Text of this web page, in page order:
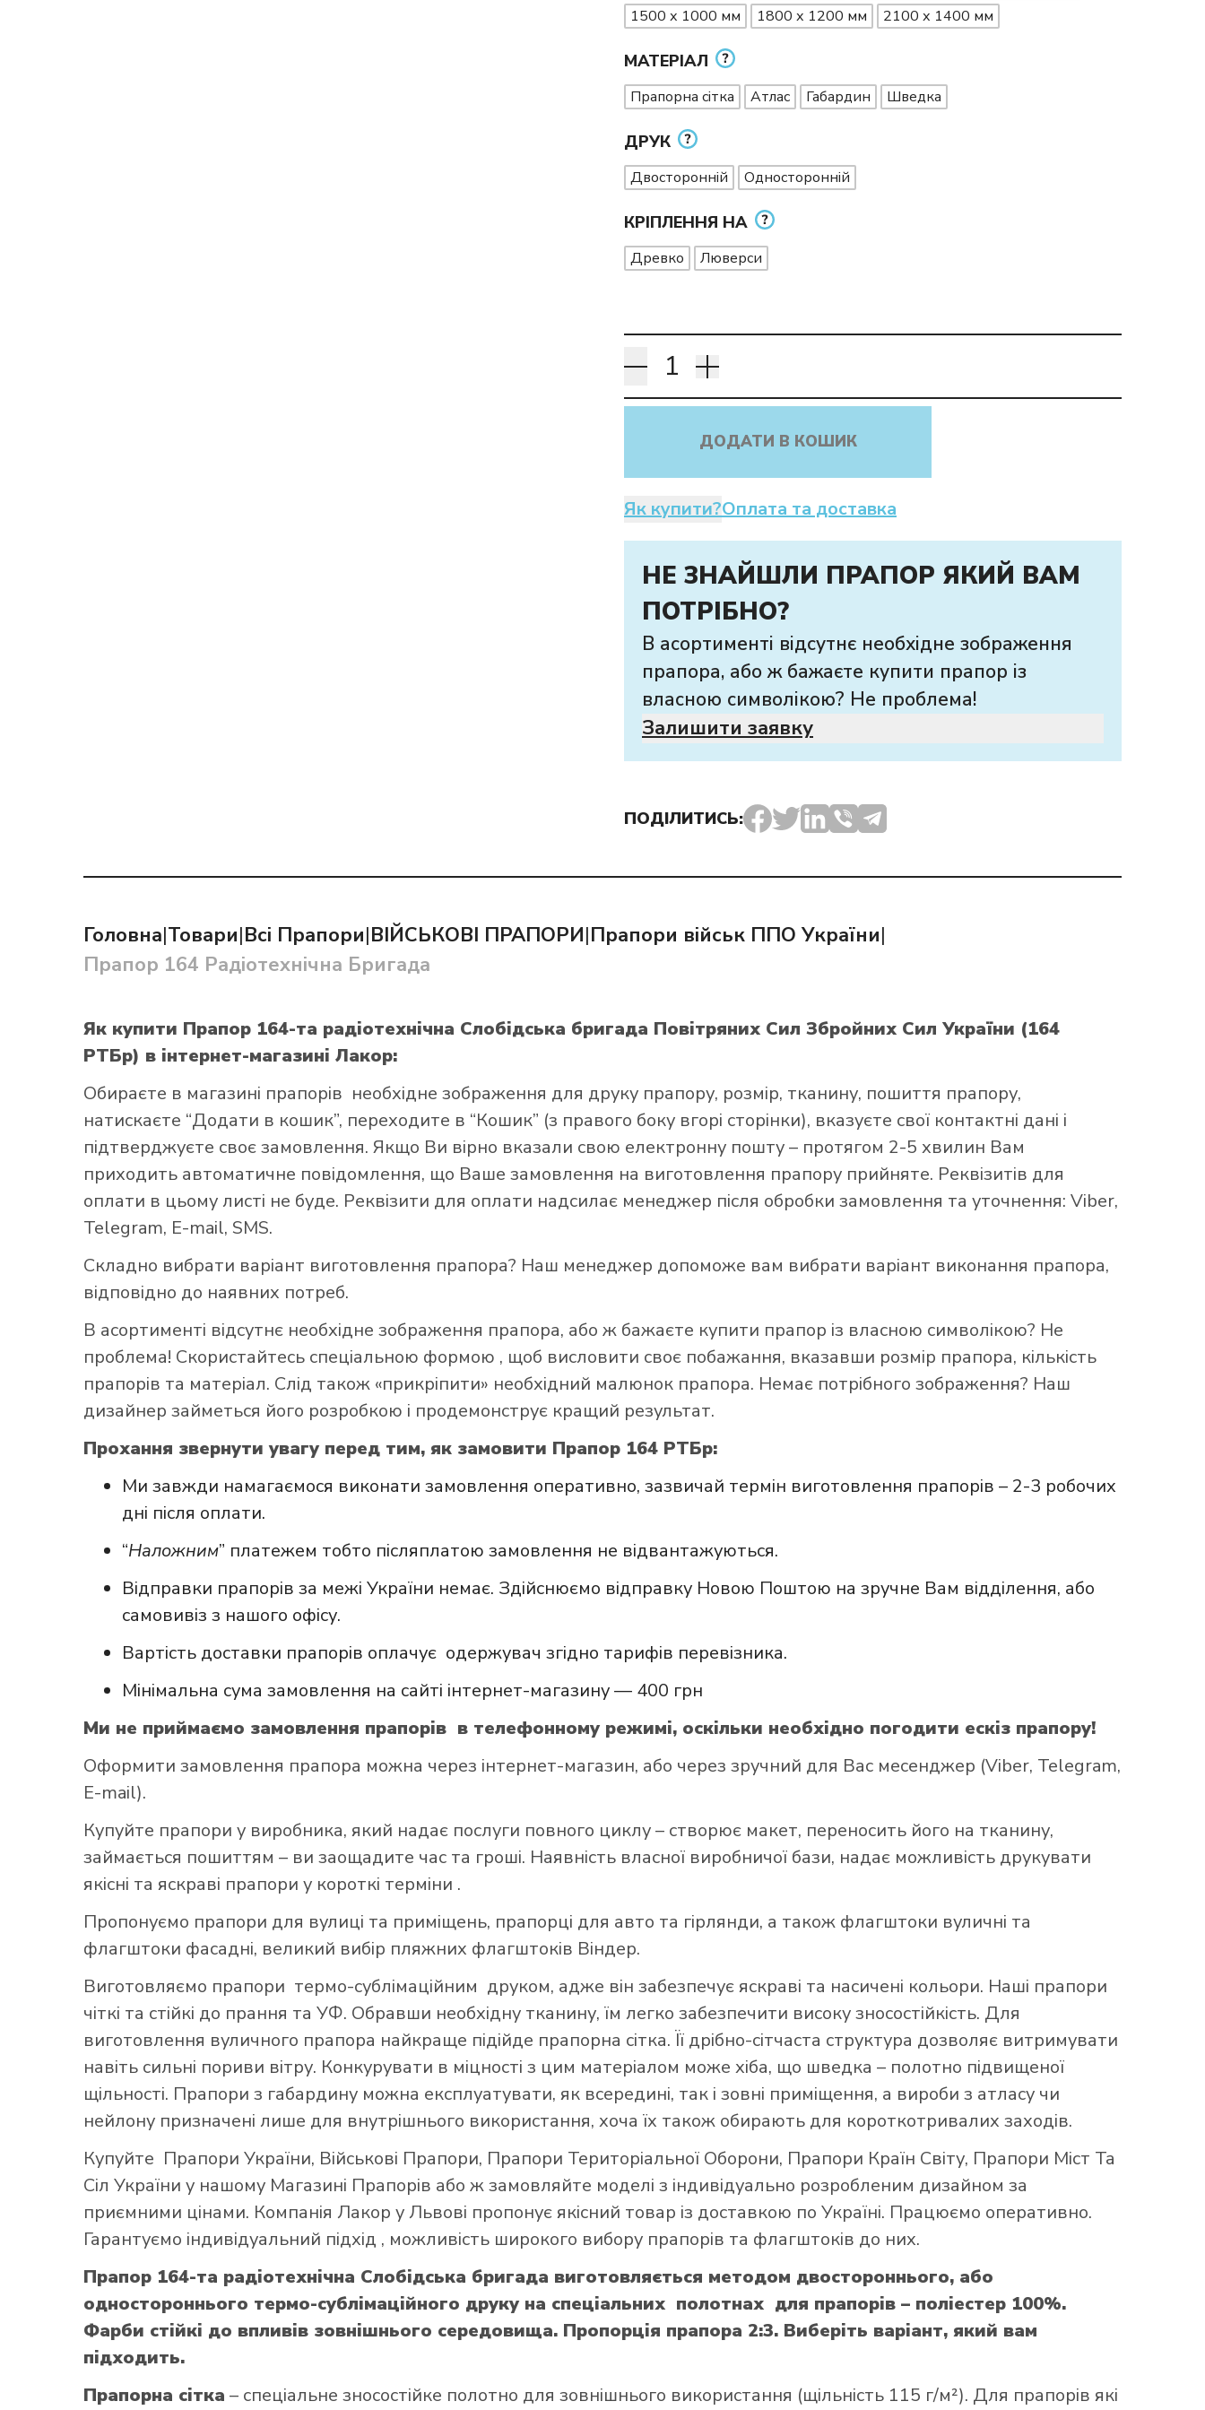
1500 х 1000 мм
1800 х 1200 мм 2100 х 1400 мм
МАТЕРІАЛ
Прапорна сітка Атлас Габардин Шведка
ДРУК
Двосторонній Односторонній
КРІПЛЕННЯ НА
Древко Люверси
ДОДАТИ В КОШИК
Як купити?Оплата та доставка
НЕ ЗНАЙШЛИ ПРАПОР ЯКИЙ ВАМ
ПОТРІБНО?
В асортименті відсутнє необхідне зображення
прапора, або ж бажаєте купити прапор із
власною символікою? Не проблема!
Залишити заявку
ПОДІЛИТИСЬ:
Головна|Товари|Всі Прапори|ВІЙСЬКОВІ ПРАПОРИ|Прапори військ ППО України|
Прапор 164 Радіотехнічна Бригада
Як купити Прапор 164-та радіотехнічна Слобідська бригада Повітряних Сил Збройних Сил України (164
РТБр) в інтернет-магазині Лакор:
Обираєте в магазині прапорів необхідне зображення для друку прапору, розмір, тканину, пошиття прапору,
натискаєте “Додати в кошик”, переходите в “Кошик” (з правого боку вгорі сторінки), вказуєте свої контактні дані і
підтверджуєте своє замовлення. Якщо Ви вірно вказали свою електронну пошту – протягом 2-5 хвилин Вам
приходить автоматичне повідомлення, що Ваше замовлення на виготовлення прапору прийняте. Реквізитів для
оплати в цьому листі не буде. Реквізити для оплати надсилає менеджер після обробки замовлення та уточнення: Viber,
Telegram, E-mail, SMS.
Складно вибрати варіант виготовлення прапора? Наш менеджер допоможе вам вибрати варіант виконання прапора,
відповідно до наявних потреб.
В асортименті відсутнє необхідне зображення прапора, або ж бажаєте купити прапор із власною символікою? Не
проблема! Скористайтесь спеціальною формою , щоб висловити своє побажання, вказавши розмір прапора, кількість
прапорів та матеріал. Слід також «прикріпити» необхідний малюнок прапора. Немає потрібного зображення? Наш
дизайнер займеться його розробкою і продемонструє кращий результат.
Прохання звернути увагу перед тим, як замовити Прапор 164 РТБр:
Ми завжди намагаємося виконати замовлення оперативно, зазвичай термін виготовлення прапорів – 2-3 робочих
дні після оплати.
“Наложним” платежем тобто післяплатою замовлення не відвантажуються.
Відправки прапорів за межі України немає. Здійснюємо відправку Новою Поштою на зручне Вам відділення, або
самовивіз з нашого офісу.
Вартість доставки прапорів оплачує одержувач згідно тарифів перевізника.
Мінімальна сума замовлення на сайті інтернет-магазину — 400 грн
Ми не приймаємо замовлення прапорів в телефонному режимі, оскільки необхідно погодити ескіз прапору!
Оформити замовлення прапора можна через інтернет-магазин, або через зручний для Вас месенджер (Viber, Telegram,
E-mail).
Купуйте прапори у виробника, який надає послуги повного циклу – створює макет, переносить його на тканину,
займається пошиттям – ви заощадите час та гроші. Наявність власної виробничої бази, надає можливість друкувати
якісні та яскраві прапори у короткі терміни .
Пропонуємо прапори для вулиці та приміщень, прапорці для авто та гірлянди, а також флагштоки вуличні та
флагштоки фасадні, великий вибір пляжних флагштоків Віндер.
Виготовляємо прапори термо-сублімаційним друком, адже він забезпечує яскраві та насичені кольори. Наші прапори
чіткі та стійкі до прання та УФ. Обравши необхідну тканину, їм легко забезпечити високу зносостійкість. Для
виготовлення вуличного прапора найкраще підійде прапорна сітка. Її дрібно-сітчаста структура дозволяє витримувати
навіть сильні пориви вітру. Конкурувати в міцності з цим матеріалом може хіба, що шведка – полотно підвищеної
щільності. Прапори з габардину можна експлуатувати, як всередині, так і зовні приміщення, а вироби з атласу чи
нейлону призначені лише для внутрішнього використання, хоча їх також обирають для короткотривалих заходів.
Купуйте Прапори України, Військові Прапори, Прапори Територіальної Оборони, Прапори Країн Світу, Прапори Міст Та
Сіл України у нашому Магазині Прапорів або ж замовляйте моделі з індивідуально розробленим дизайном за
приємними цінами. Компанія Лакор у Львові пропонує якісний товар із доставкою по Україні. Працюємо оперативно.
Гарантуємо індивідуальний підхід , можливість широкого вибору прапорів та флагштоків до них.
Прапор 164-та радіотехнічна Слобідська бригада виготовляється методом двостороннього, або
одностороннього термо-сублімаційного друку на спеціальних полотнах для прапорів – поліестер 100%.
Фарби стійкі до впливів зовнішнього середовища. Пропорція прапора 2:3. Виберіть варіант, який вам
підходить.
Прапорна сітка – спеціальне зносостійке полотно для зовнішнього використання (щільність 115 г/м²). Для прапорів які
Як купити прапор в інтернет-магазині Лакор: